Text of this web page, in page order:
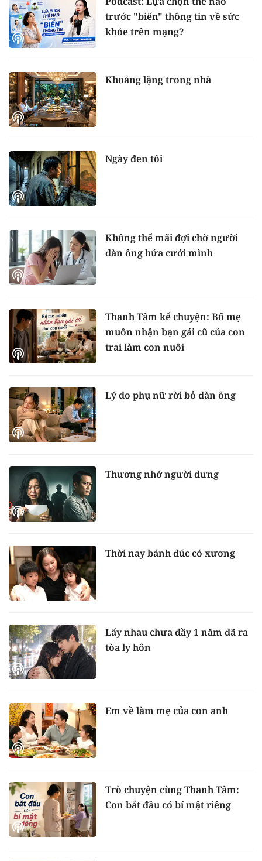
trước "biển" thông tin về sức
khỏe trên mạng?
Khoảng lặng trong nhà
Ngày đen tối
Không thể mãi đợi chờ người
đàn ông hứa cưới mình
Thanh Tâm kể chuyện: Bố mẹ
muốn nhận bạn gái cũ của con
trai làm con nuôi
Lý do phụ nữ rời bỏ đàn ông
Thương nhớ người dưng
Thời nay bánh đúc có xương
Lấy nhau chưa đầy 1 năm đã ra
tòa ly hôn
Em về làm mẹ của con anh
Trò chuyện cùng Thanh Tâm:
Con bắt đầu có bí mật riêng